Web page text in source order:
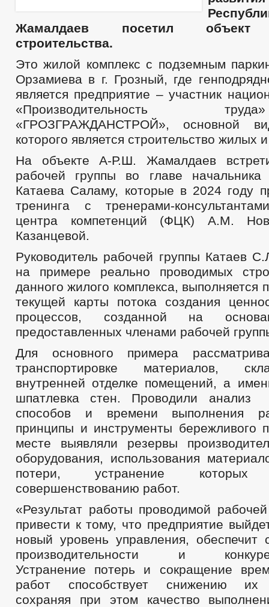
ЕДИНЫЙ ПОРТАЛ ГОСУДАРСТВЕННЫХ И
ПРИЕМ ГРАЖДАН
ОБРАЩЕНИЕ К ГЛАВЕ
ИНТЕРНЕТ
ОБЗОРЫ ОБРАЩЕНИЙ ГРАЖДАН
Жамалдаев посетил объект
строительства.
Это жилой комплекс с подземным
Орзамиева в г. Грозный, где
является предприятие – участник
«Производительность
«ГРОЗГРАЖДАНСТРОЙ», основной
которого является строительство жилых
На объекте А-Р.Ш. Жамалдаев
рабочей группы во главе начальника
Катаева Саламу, которые в 2024 году
тренинга с тренерами-
центра компетенций (ФЦК) А.М.
Казанцевой.
Руководитель рабочей группы Катаев
на примере реально проводимых
данного жилого комплекса, выполняется
текущей карты потока создания
процессов, созданной на
предоставленных членами рабочей
Для основного примера
транспортировке материалов,
внутренней отделке помещений, а
шпатлевка стен. Проводили анализ
способов и времени выполнения
принципы и инструменты бережливого
месте выявляли резервы
оборудования, использования
потери, устранение
совершенствованию работ.
«Результат работы проводимой
привести к тому, что предприятие
новый уровень управления, обеспечит
производительности и
Устранение потерь и сокращение
работ способствует снижению их
сохраняя при этом качество